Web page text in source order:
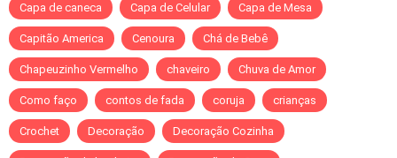
Capa de caneca Capa de Celular Capa de Mesa
Capitão America Cenoura Chá de Bebê
Chapeuzinho Vermelho chaveiro Chuva de Amor
Como faço contos de fada coruja crianças
Crochet Decoração Decoração Cozinha